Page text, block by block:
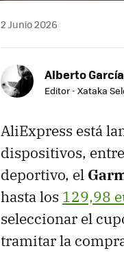
2 Junio 2026
Alberto García
Editor - Xataka
AliExpress está
dispositivos,
deportivo, el
hasta los 129,98
seleccionar el
tramitar la